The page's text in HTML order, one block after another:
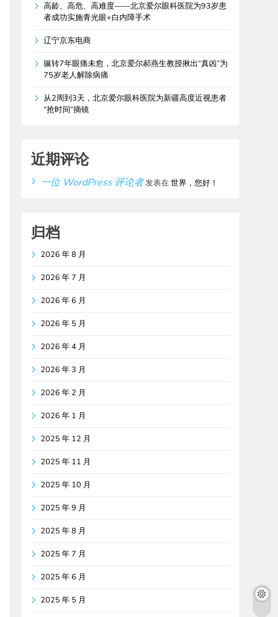
高龄、高危、高难度——北京爱尔眼科医院为93岁患
者成功实施青光眼+白内障手术
辽宁京东电商
辗转7年眼痛未愈，北京爱尔郝燕生教授揪出“真凶”为
75岁老人解除病痛
从2周到3天，北京爱尔眼科医院为新疆高度近视患者
“抢时间”摘镜
近期评论
一位 WordPress 评论者发表在世界，您好！
归档
2026 年 8 月
2026 年 7 月
2026 年 6 月
2026 年 5 月
2026 年 4 月
2026 年 3 月
2026 年 2 月
2026 年 1 月
2025 年 12 月
2025 年 11 月
2025 年 10 月
2025 年 9 月
2025 年 8 月
2025 年 7 月
2025 年 6 月
2025 年 5 月